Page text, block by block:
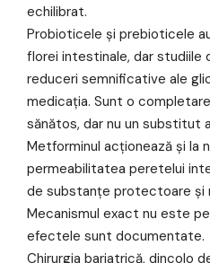
echilibrat.
Probioticele și prebioticele
florei intestinale, dar studiile
reduceri semnificative ale
medicația. Sunt o
sănătos, dar nu un substitut
Metforminul acționează și la
permeabilitatea peretelui
de substanțe protectoare și
Mecanismul exact nu este
efectele sunt documentate.
Chirurgia bariatrică, dincolo